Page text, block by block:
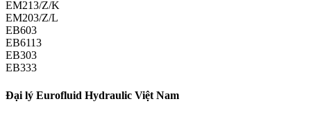
EM213/Z/K
EM203/Z/L
EB603
EB6113
EB303
EB333
Đại lý Eurofluid Hydraulic Việt Nam